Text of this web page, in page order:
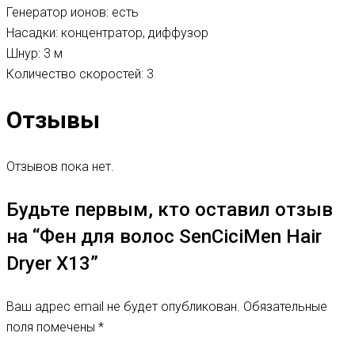
Генератор ионов: есть
Насадки: концентратор, диффузор
Шнур: 3 м
Количество скоростей: 3
Отзывы
Отзывов пока нет.
Будьте первым, кто оставил отзыв
на “Фен для волос SenCiciMen Hair
Dryer X13”
Ваш адрес email не будет опубликован. Обязательные
поля помечены *